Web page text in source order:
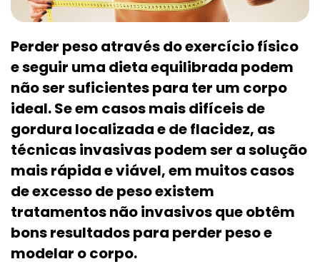
Perder peso através do exercício físico
e seguir uma dieta equilibrada podem
não ser suficientes para ter um corpo
ideal. Se em casos mais difíceis de
gordura localizada e de flacidez, as
técnicas invasivas podem ser a solução
mais rápida e viável, em muitos casos
de excesso de peso existem
tratamentos não invasivos que obtêm
bons resultados para perder peso e
modelar o corpo.